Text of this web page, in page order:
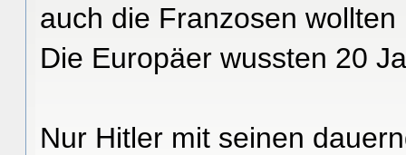
auch die Franzosen
Die Europäer wussten 20
Nur Hitler mit seinen